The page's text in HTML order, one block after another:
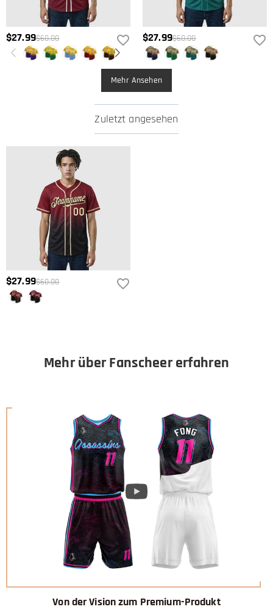
$27.99$60.00 $27.99$60.00
Mehr Ansehen
Zuletzt angesehen
$27.99$60.00
Mehr über Fanscheer erfahren
Von der Vision zum Premium-Produkt